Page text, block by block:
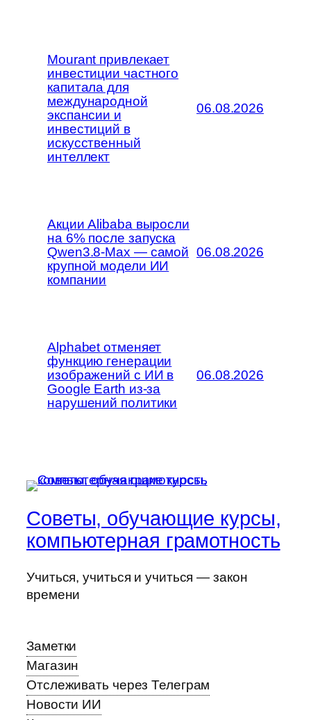
Mourant привлекает
инвестиции частного
капитала для
международной
экспансии и
инвестиций в
искусственный
интеллект
06.08.2026
Акции Alibaba выросли
на 6% после запуска
Qwen3.8-Max — самой
крупной модели ИИ
компании
06.08.2026
Alphabet отменяет
функцию генерации
изображений с ИИ в
Google Earth из-за
нарушений политики
06.08.2026
Советы, обучающие курсы,
компьютерная грамотность
Учиться, учиться и учиться — закон
времени
Заметки
Магазин
Отслеживать через Телеграм
Новости ИИ